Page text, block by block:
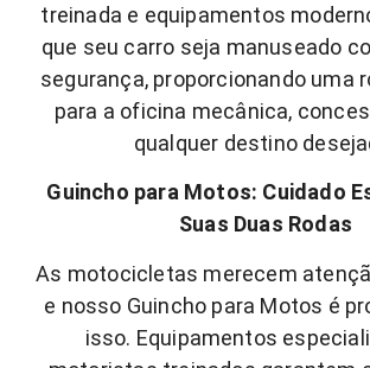
treinada e equipamentos
que seu carro seja manuseado
segurança, proporcionando uma
para a oficina mecânica,
qualquer destino
Guincho para Motos: Cuidado
Suas Duas Rodas
As motocicletas merecem
e nosso Guincho para Motos é
isso. Equipamentos